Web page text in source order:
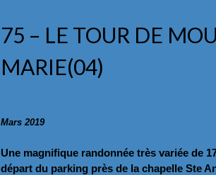
75 – LE TOUR DE
MARIE(04)
Mars 2019
Une magnifique randonnée très variée de
départ du parking près de la chapelle Ste